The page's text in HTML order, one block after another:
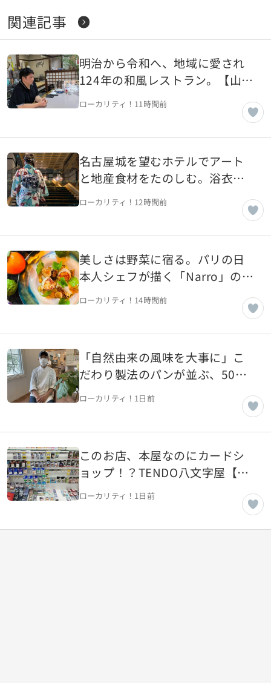
関連記事
明治から令和へ、地域に愛され
124年の和風レストラン。【山形
県中山町】
ローカリティ！ 11時間前
名古屋城を望むホテルでアート
と地産食材をたのしむ。浴衣で
過ごす母娘の夏の記憶【愛知県
ローカリティ！ 12時間前
美しさは野菜に宿る。パリの日
本人シェフが描く「Narro」の芸
術的一皿【フランス・パリ】
ローカリティ！ 14時間前
「自然由来の風味を大事に」こ
だわり製法のパンが並ぶ、50年
続く老舗パン屋【山形県山形
市】
ローカリティ！ 1日前
このお店、本屋なのにカードシ
ョップ！？TENDO八文字屋【山
形県天童市】
ローカリティ！ 1日前